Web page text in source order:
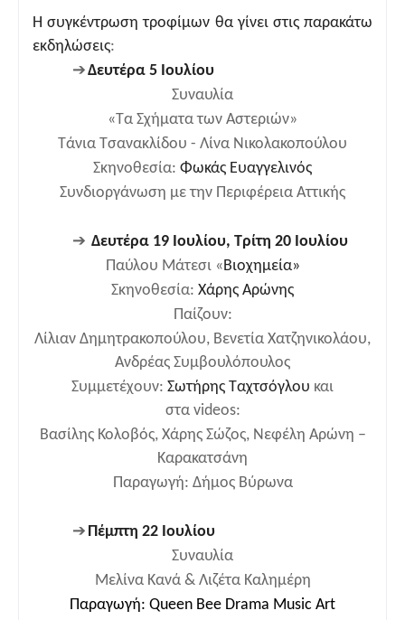
Η συγκέντρωση τροφίμων θα γίνει στις παρακάτω
εκδηλώσεις:
➔Δευτέρα 5 Ιουλίου
Συναυλία
«Τα Σχήματα των Αστεριών»
Τάνια Τσανακλίδου - Λίνα Νικολακοπούλου
Σκηνοθεσία: Φωκάς Ευαγγελινός
Συνδιοργάνωση με την Περιφέρεια Αττικής
➔ Δευτέρα 19 Ιουλίου, Τρίτη 20 Ιουλίου
Παύλου Μάτεσι «Βιοχημεία»
Σκηνοθεσία: Χάρης Αρώνης
Παίζουν:
Λίλιαν Δημητρακοπούλου, Βενετία Χατζηνικολάου,
Ανδρέας Συμβουλόπουλος
Συμμετέχουν: Σωτήρης Ταχτσόγλου και
στα videos:
Βασίλης Κολοβός, Χάρης Σώζος, Νεφέλη Αρώνη –
Καρακατσάνη
Παραγωγή: Δήμος Βύρωνα
➔ Πέμπτη 22 Ιουλίου
Συναυλία
Μελίνα Κανά & Λιζέτα Καλημέρη
Παραγωγή: Queen Bee Drama Music Art